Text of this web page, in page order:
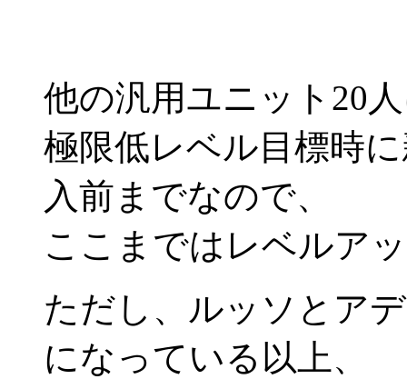
他の汎用ユニット20
極限低レベル目標時
入前までなので、
ここまではレベルア
ただし、ルッソとア
になっている以上、